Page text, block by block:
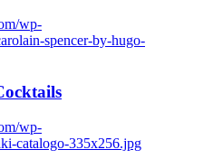
wp-
spencer-by-hugo-
wp-
catalogo-335x256.jpg